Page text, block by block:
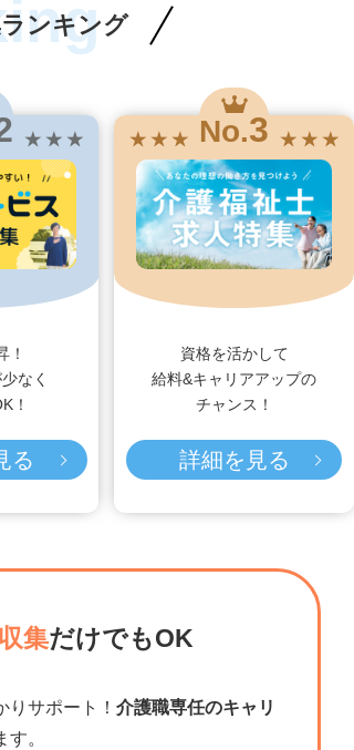
ンキング
★ ★ ★
！
なく
！
る
★ ★ ★ No.3 ★ ★ ★
資格を活かして
給料&キャリアアップの
チャンス！
詳細を見る
集だけでもOK
サポート！ 介護職専任のキャリ
す。